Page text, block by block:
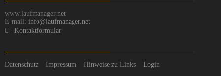
www.laufmanager.net
E-mail: info@laufmanager.net
Kontaktformular
Datenschutz Impressum Hinweise zu Links Login